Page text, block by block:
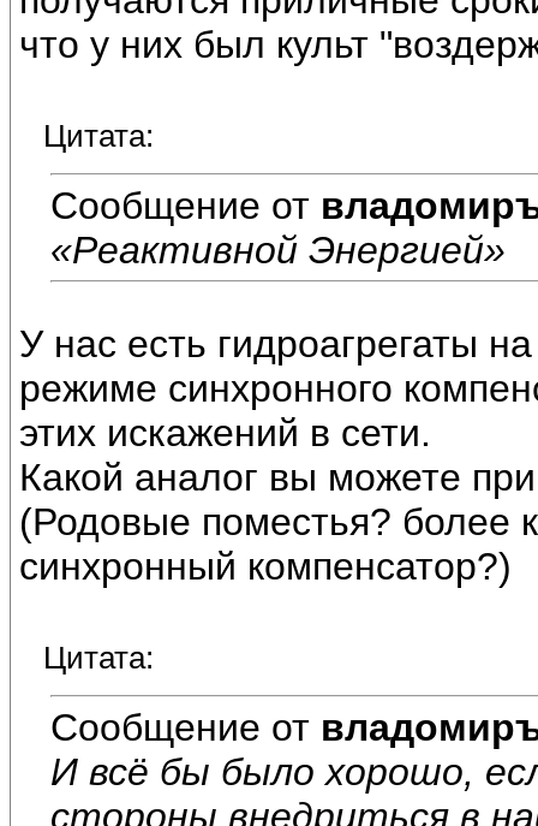
что у них был культ
Цитата:
Сообщение от
«Реактивной Энергией»
У нас есть гидроагрегаты
режиме синхронного
этих искажений в сети.
Какой аналог вы можете
(Родовые поместья? более
синхронный компенсатор?)
Цитата:
Сообщение от
И всё бы было хорошо,
стороны внедриться в